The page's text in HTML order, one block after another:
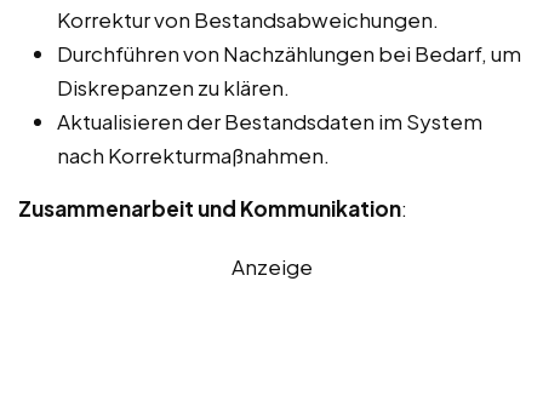
Korrektur von Bestandsabweichungen.
Durchführen von Nachzählungen bei Bedarf, um
Diskrepanzen zu klären.
Aktualisieren der Bestandsdaten im System
nach Korrekturmaßnahmen.
Zusammenarbeit und Kommunikation:
Anzeige